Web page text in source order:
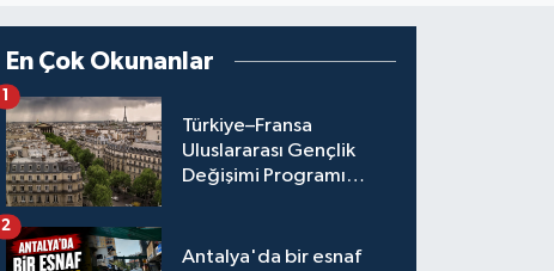
En Çok Okunanlar
Türkiye–Fransa
Uluslararası Gençlik
Değişimi Programı
1
Antalya'da bir esnaf
2